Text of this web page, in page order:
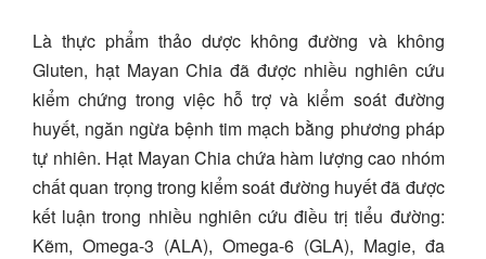
Là thực phẩm thảo dược không đường và không
Gluten, hạt Mayan Chia đã được nhiều nghiên cứu
kiểm chứng trong việc hỗ trợ và kiểm soát đường
huyết, ngăn ngừa bệnh tim mạch bằng phương pháp
tự nhiên. Hạt Mayan Chia chứa hàm lượng cao nhóm
chất quan trọng trong kiểm soát đường huyết đã được
kết luận trong nhiều nghiên cứu điều trị tiểu đường:
Kẽm, Omega-3 (ALA), Omega-6 (GLA), Magie, đa